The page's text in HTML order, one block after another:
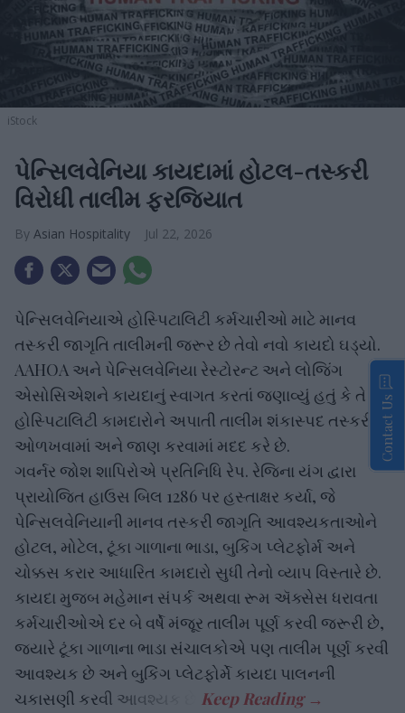
iStock
પેન્સિલવેનિયા કાયદામાં હોટલ-તસ્કરી
વિરોધી તાલીમ ફરજિયાત
Asian Hospitality Jul 22, 2026
પેન્સિલવેનિયાએ હોસ્પિટાલિટી કર્મચારીઓ માટે માનવ
તસ્કરી જાગૃતિ તાલીમની જરૂર છે તેવો નવો કાયદો ઘડ્યો.
AAHOA અને પેન્સિલવેનિયા રેસ્ટોરન્ટ અને લોજિંગ
એસોસિએશને કાયદાનું સ્વાગત કરતાં જણાવ્યું હતું કે તે
હોસ્પિટાલિટી કામદારોને અપાતી તાલીમ શંકાસ્પદ તસ્કરીને
ઓળખવામાં અને જાણ કરવામાં મદદ કરે છે.
ગવર્નર જોશ શાપિરોએ પ્રતિનિધિ રેપ. રેજિના યંગ દ્વારા
પ્રાયોજિત હાઉસ બિલ 1286 પર હસ્તાક્ષર કર્યા, જે
પેન્સિલવેનિયાની માનવ તસ્કરી જાગૃતિ આવશ્યકતાઓને
હોટલ, મોટેલ, ટૂંકા ગાળાના ભાડા, બુકિંગ પ્લેટફોર્મ અને
ચોક્કસ કરાર આધારિત કામદારો સુધી તેનો વ્યાપ વિસ્તારે છે.
કાયદા મુજબ મહેમાન સંપર્ક અથવા રૂમ ઍક્સેસ ધરાવતા
કર્મચારીઓએ દર બે વર્ષે મંજૂર તાલીમ પૂર્ણ કરવી જરૂરી છે,
જ્યારે ટૂંકા ગાળાના ભાડા સંચાલકોએ પણ તાલીમ પૂર્ણ કરવી
આવશ્યક છે અને બુકિંગ પ્લેટફોર્મે કાયદા પાલનની
ચકાસણી કરવી આવશ્યક છે.
Contact Us